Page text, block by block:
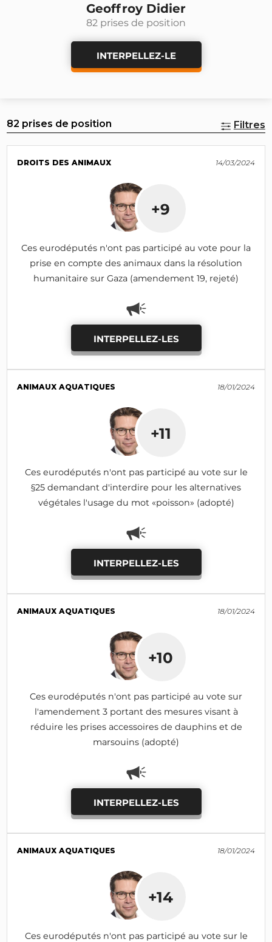
Geoffroy Didier
82 prises de position
INTERPELLEZ-LE
82 prises de position Filtres
DROITS DES ANIMAUX 14/03/2024
+9
Ces eurodéputés n'ont pas participé au vote pour la
prise en compte des animaux dans la résolution
humanitaire sur Gaza (amendement 19, rejeté)
INTERPELLEZ-LES
ANIMAUX AQUATIQUES 18/01/2024
+11
Ces eurodéputés n'ont pas participé au vote sur le
§25 demandant d'interdire pour les alternatives
végétales l'usage du mot «poisson» (adopté)
INTERPELLEZ-LES
ANIMAUX AQUATIQUES 18/01/2024
+10
Ces eurodéputés n'ont pas participé au vote sur
l'amendement 3 portant des mesures visant à
réduire les prises accessoires de dauphins et de
marsouins (adopté)
INTERPELLEZ-LES
ANIMAUX AQUATIQUES 18/01/2024
+14
Ces eurodéputés n'ont pas participé au vote sur le